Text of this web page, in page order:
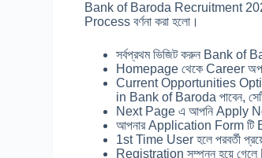
Bank of Baroda Recruitment
Process বর্ণনা করা হলো।
সর্বপ্রথম ভিজিট করুন Bank of
Homepage থেকে Career
Current Opportunities
in Bank of Baroda পাবেন,
Next Page এ আপনি Apply
আপনার Application Form
1st Time User হলে পরবর্তী
Registration সম্পন্ন হয়ে